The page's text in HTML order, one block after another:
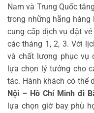
Nam và Trung Quốc
trong những hãng hàng
cung cấp dịch vụ đặt
các tháng 1, 2, 3. Với
và chất lượng phục vụ
lựa chọn lý tưởng cho
tác. Hành khách có thể
Nội – Hồ Chí Minh đi
lựa chọn giờ bay phù